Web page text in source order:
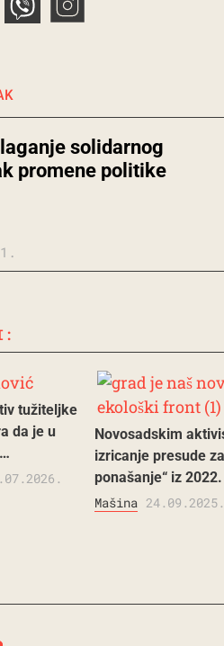
solidarnog
promene politike
tužiteljke
da je u
Novosadskim
izricanje presude
ponašanje“ iz
Mašina 24.09.2025.